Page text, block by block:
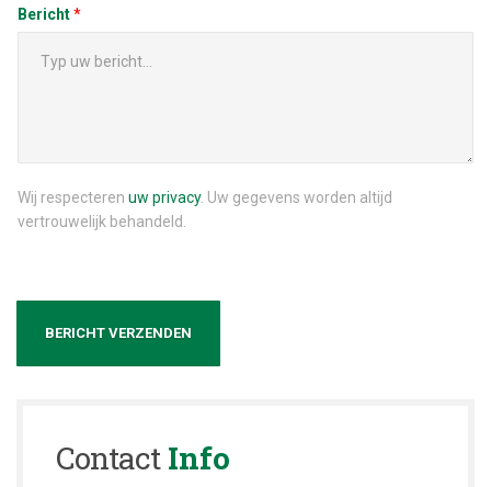
Bericht*
Wij respecteren uw privacy. Uw gegevens worden altijd
vertrouwelijk behandeld.
BERICHT VERZENDEN
ContactInfo